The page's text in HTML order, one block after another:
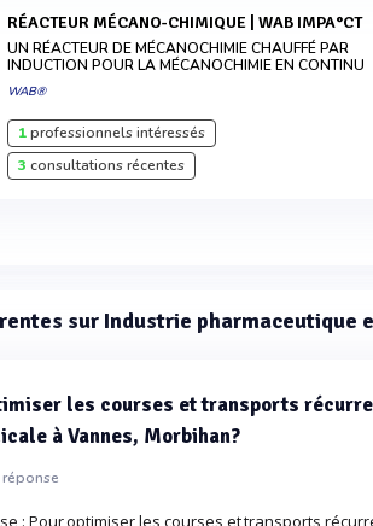
RÉACTEUR MÉCANO-CHIMIQUE | WAB IMPA°CT
UN RÉACTEUR DE MÉCANOCHIMIE CHAUFFÉ PAR
INDUCTION POUR LA MÉCANOCHIMIE EN CONTINU
WAB®
1professionnels intéressés
3 consultations récentes
sur Industrie pharmaceutique
les courses et transports
à Vannes, Morbihan?
réponse
: Pour optimiser les courses et transports